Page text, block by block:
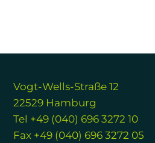
Vogt-Wells-Straße 12
22529 Hamburg
Tel +49 (040) 696 3272 10
Fax +49 (040) 696 3272 05